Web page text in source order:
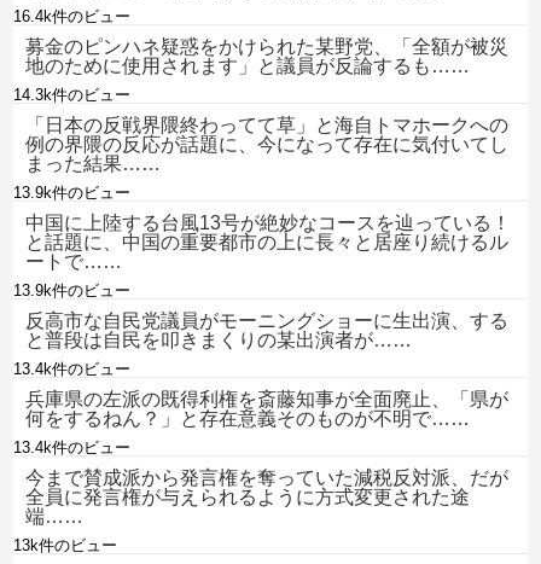
16.4k件のビュー
募金のピンハネ疑惑をかけられた某野党、「全額が被災
地のために使用されます」と議員が反論するも……
14.3k件のビュー
「日本の反戦界隈終わってて草」と海自トマホークへの
例の界隈の反応が話題に、今になって存在に気付いてし
まった結果……
13.9k件のビュー
中国に上陸する台風13号が絶妙なコースを辿っている！
と話題に、中国の重要都市の上に長々と居座り続けるル
ートで……
13.9k件のビュー
反高市な自民党議員がモーニングショーに生出演、する
と普段は自民を叩きまくりの某出演者が……
13.4k件のビュー
兵庫県の左派の既得利権を斎藤知事が全面廃止、「県が
何をするねん？」と存在意義そのものが不明で……
13.4k件のビュー
今まで賛成派から発言権を奪っていた減税反対派、だが
全員に発言権が与えられるように方式変更された途
端……
13k件のビュー